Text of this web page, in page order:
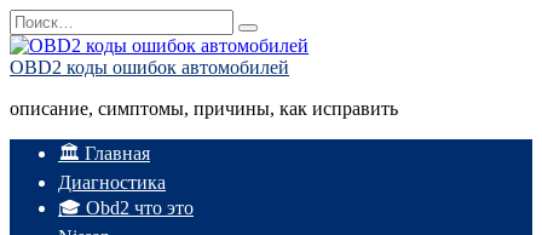
Перейти
к
содержанию
Search
for:
OBD2 коды ошибок автомобилей
описание, симптомы, причины, как исправить
🏛️ Главная
Диагностика
🎓 Obd2 что это